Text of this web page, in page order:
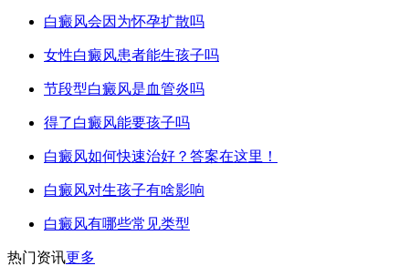
白癜风会因为怀孕扩散吗
女性白癜风患者能生孩子吗
节段型白癜风是血管炎吗
得了白癜风能要孩子吗
白癜风如何快速治好？答案在这里！
白癜风对生孩子有啥影响
白癜风有哪些常见类型
热门资讯更多